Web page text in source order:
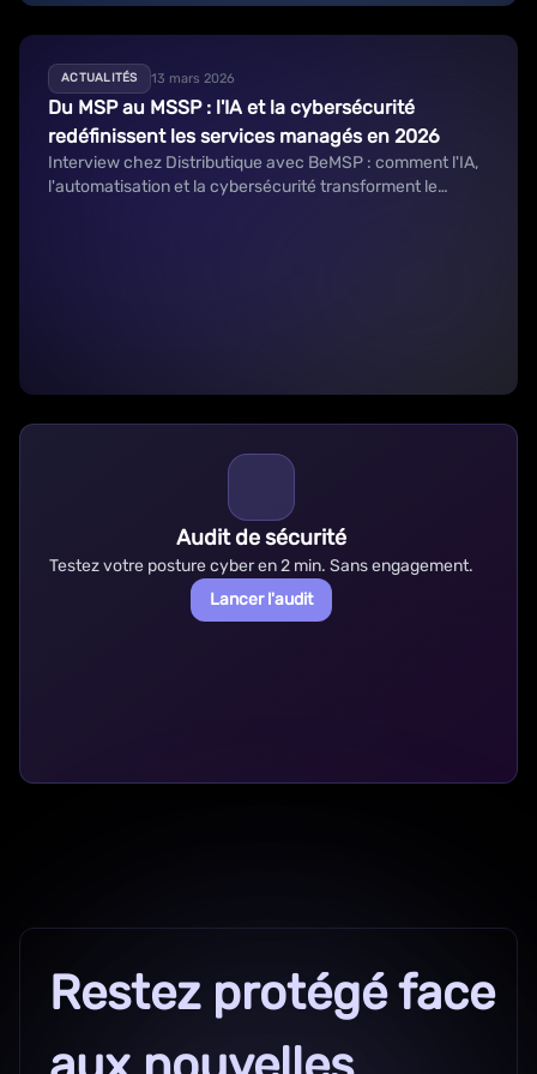
ACTUALITÉS 13 mars 2026
Du MSP au MSSP : l'IA et la cybersécurité
redéfinissent les services managés en 2026
Interview chez Distributique avec BeMSP : comment l'IA,
l'automatisation et la cybersécurité transforment le
Audit de sécurité
Testez votre posture cyber en 2 min. Sans engagement.
Lancer l'audit
Restez protégé face